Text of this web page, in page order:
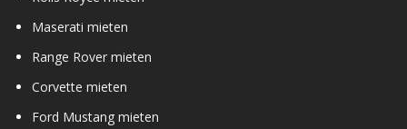
Maserati mieten
Range Rover mieten
Corvette mieten
Ford Mustang mieten